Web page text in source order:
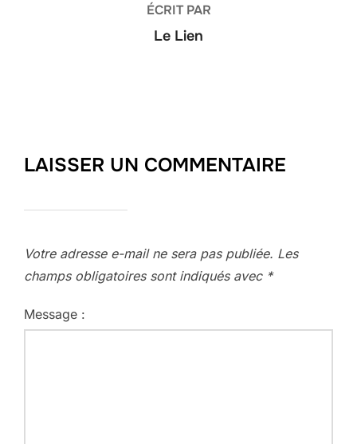
ÉCRIT PAR
Le Lien
LAISSER UN COMMENTAIRE
Votre adresse e-mail ne sera pas publiée. Les
champs obligatoires sont indiqués avec *
Message :